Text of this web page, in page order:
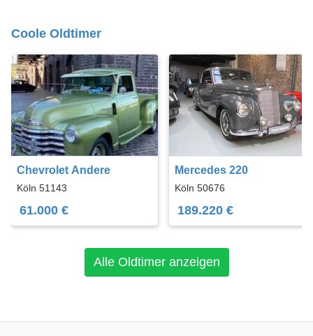
Coole Oldtimer
Chevrolet Andere
Köln 51143
61.000 €
Mercedes 220
Köln 50676
189.220 €
Alle Oldtimer anzeigen